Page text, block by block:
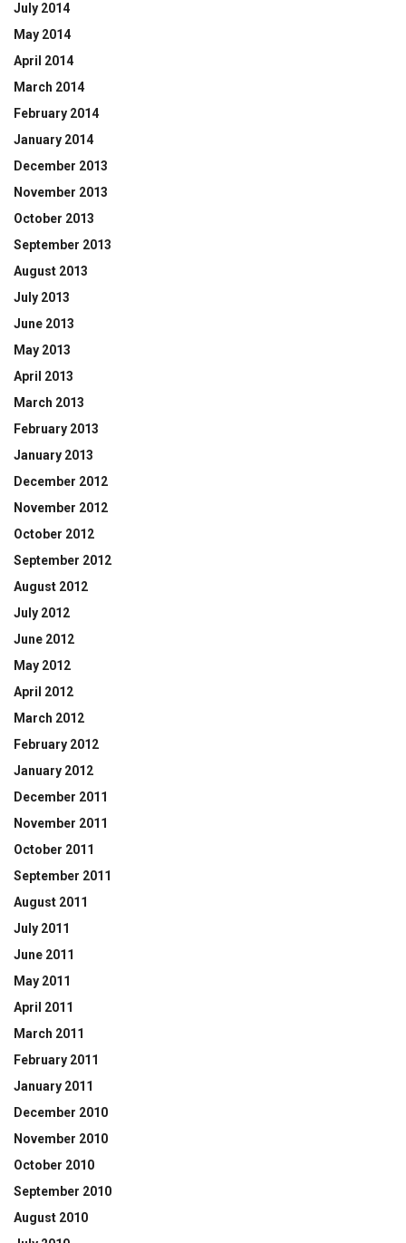
July 2014
May 2014
April 2014
March 2014
February 2014
January 2014
December 2013
November 2013
October 2013
September 2013
August 2013
July 2013
June 2013
May 2013
April 2013
March 2013
February 2013
January 2013
December 2012
November 2012
October 2012
September 2012
August 2012
July 2012
June 2012
May 2012
April 2012
March 2012
February 2012
January 2012
December 2011
November 2011
October 2011
September 2011
August 2011
July 2011
June 2011
May 2011
April 2011
March 2011
February 2011
January 2011
December 2010
November 2010
October 2010
September 2010
August 2010